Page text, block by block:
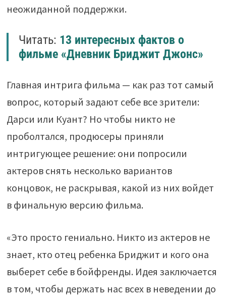
неожиданной поддержки.
Читать: 13 интересных фактов о
фильме «Дневник Бриджит Джонс»
Главная интрига фильма — как раз тот самый
вопрос, который задают себе все зрители:
Дарси или Куант? Но чтобы никто не
проболтался, продюсеры приняли
интригующее решение: они попросили
актеров снять несколько вариантов
концовок, не раскрывая, какой из них войдет
в финальную версию фильма.
«Это просто гениально. Никто из актеров не
знает, кто отец ребенка Бриджит и кого она
выберет себе в бойфренды. Идея заключается
в том, чтобы держать нас всех в неведении до